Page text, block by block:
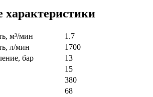
характеристики
м³/мин
1.7
л/мин
1700
бар
13
15
380
68